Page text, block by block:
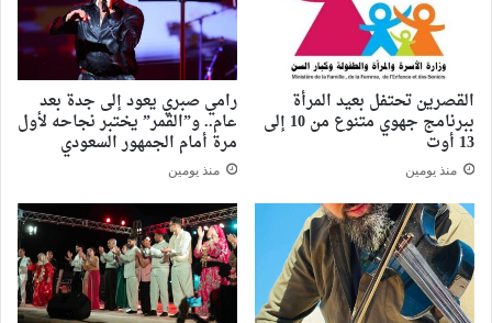
القصرين تحتفل بعيد المرأة
ببرنامج جهوي متنوع من 10 إلى
13 أوت
منذ يومين
رامي صبري يعود إلى جدة بعد
عام.. و”القمر” يختبر نجاحه لأول
مرة أمام الجمهور السعودي
منذ يومين